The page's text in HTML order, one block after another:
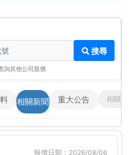
搜尋
詢其他公司股價
相關新聞 重大公告 相關影
報價日期：2026/08/06